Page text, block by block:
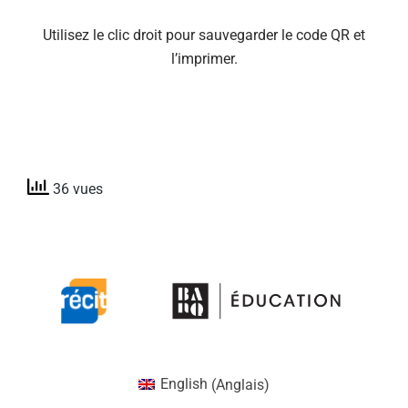
Utilisez le clic droit pour sauvegarder le code QR et
l’imprimer.
36 vues
English (Anglais)